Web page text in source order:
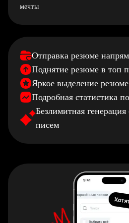
мечты
Отправка резюме
Поднятие резюме в топ
Яркое выделение
Подробная статистика
Безлимитная
писем